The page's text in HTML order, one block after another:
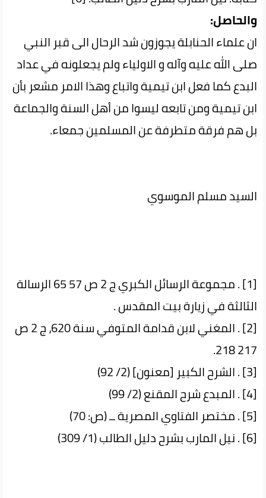
والحاصل:
ان علماء الحنابلة يجوزون شد الرحال الى قبر النبي
صلى الله عليه وآله و الاولياء ولم يجعلونه في عداد
البدع كما فعل ابن تيمية واتباع وهذا الامر مشعر بأن
ابن تيمية ومن تابعه ليسوا من أهل السنة والجماعة
بل هم فرقة متطرفة عن المسلمين جمعاء.
السيد مسلم الموسوي
[1] . مجموعة الرسائل الكبري ج 2 ص 57 65 الرسالة
الثالثة في زيارة بيت المقدس .
[2] . المغني لابن قدامة المتوفي سنة 620، ج 2 ص
217 218.
[3] . الشرح الكبير [معنون] (2/ 92)
[4] . المبدع شرح المقنع (2/ 99)
[5] . مختصر الفتاوي المصرية ــ (ص: 70)
[6] . نيل المارب بشرح دليل الطالب (1/ 309)